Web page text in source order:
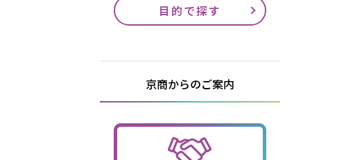
目的で探す
京商からのご案内